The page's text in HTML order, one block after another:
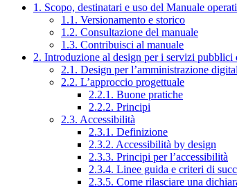
1. Scopo, destinatari e uso del Manuale
1.1. Versionamento e storico
1.2. Consultazione del manuale
1.3. Contribuisci al manuale
2. Introduzione al design per i servizi pubblici
2.1. Design per l’amministrazione
2.2. L’approccio progettuale
2.2.1. Buone pratiche
2.2.2. Principi
2.3. Accessibilità
2.3.1. Definizione
2.3.2. Accessibilità by design
2.3.3. Principi per l’accessibilità
2.3.4. Linee guida e criteri di
2.3.5. Come rilasciare una